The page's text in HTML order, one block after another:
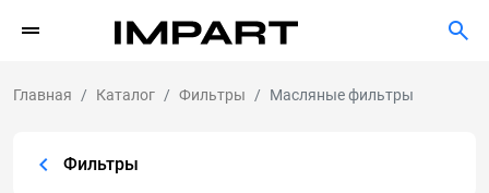
Главная Каталог Фильтры Масляные фильтры
Фильтры